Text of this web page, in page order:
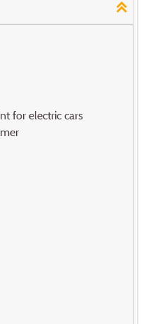
for electric cars